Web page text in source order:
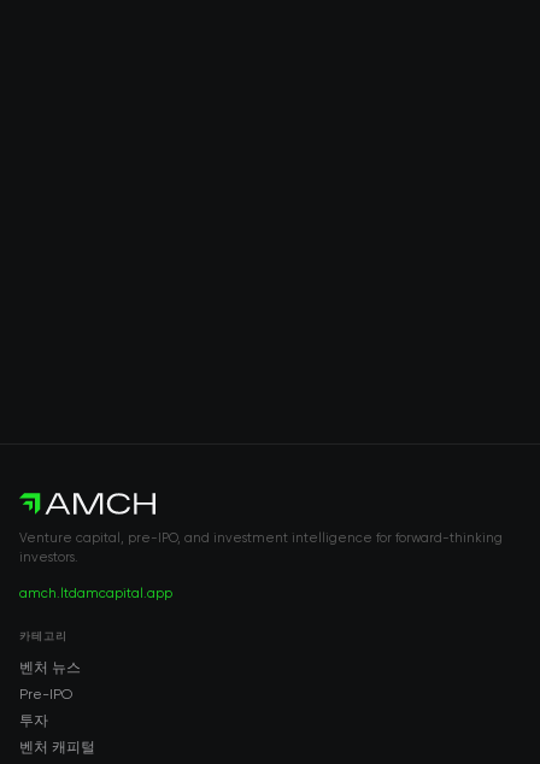
Venture capital, pre-IPO, and investment intelligence for forward-thinking
investors.
amch.ltdamcapital.app
카테고리
벤처 뉴스
Pre-IPO
투자
벤처 캐피털